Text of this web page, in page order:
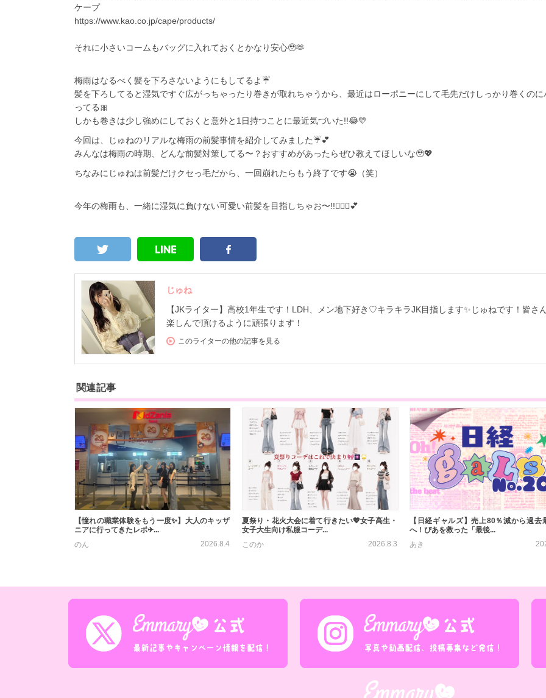
ケープ
https://www.kao.co.jp/cape/products/
それに小さいコームもバッグに入れておくとかなり安心🥹🫶
梅雨はなるべく髪を下ろさないようにもしてるよ☔️
髪を下ろしてると湿気ですぐ広がっちゃったり巻きが取れちゃうから、最近はローポニーにして毛先だけしっかり巻くのに
ってる🎀
しかも巻きは少し強めにしておくと意外と1日持つことに最近気づいた!!😂💛
今回は、じゅねのリアルな梅雨の前髪事情を紹介してみました☔️💕
みんなは梅雨の時期、どんな前髪対策してる〜？おすすめがあったらぜひ教えてほしいな🥹💖
ちなみにじゅねは前髪だけクセっ毛だから、一回崩れたらもう終了です😭（笑）
今年の梅雨も、一緒に湿気に負けない可愛い前髪を目指しちゃお〜!!💇‍♀️✨💕
じゅね
【JKライター】高校1年生です！LDH、メン地下好き♡キラキラJK目指します✨️じゅねです！皆さ
楽しんで頂けるように頑張ります！
このライターの他の記事を見る
関連記事
【憧れの職業体験をもう一度✨】大人のキッザ
ニアに行ってきたレポ✈...
のん
2026.8.4
夏祭り・花火大会に着て行きたい💖女子高生・
女子大生向け私服コーデ...
このか
2026.8.3
【日経ギャルズ】売上80％減から過去
へ！ぴあを救った「最後...
あき